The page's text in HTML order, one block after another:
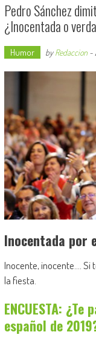
Pedro Sánchez
¿Inocentada o
Humor byRedaccion-
Inocentada por
Inocente, inocente…. Si
la fiesta.
ENCUESTA:
español de